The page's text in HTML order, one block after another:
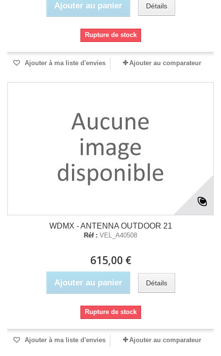
Ajouter au panier Détails
Rupture de stock
Ajouter à ma liste d'envies Ajouter au comparateur
WDMX - ANTENNA OUTDOOR 21
Réf : VEL_A40508
615,00 €
Ajouter au panier Détails
Rupture de stock
Ajouter à ma liste d'envies Ajouter au comparateur